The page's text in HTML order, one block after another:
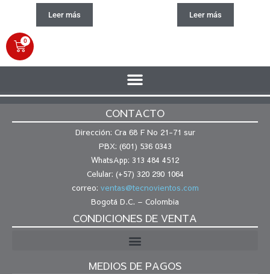
Leer más Leer más
0
CONTACTO
Dirección: Cra 68 F No 21-71 sur
PBX: (601) 536 0343
WhatsApp: 313 484 4512
Celular: (+57) 320 290 1064
correo: ventas@tecnovientos.com
Bogotá D.C. – Colombia
CONDICIONES DE VENTA
MEDIOS DE PAGOS